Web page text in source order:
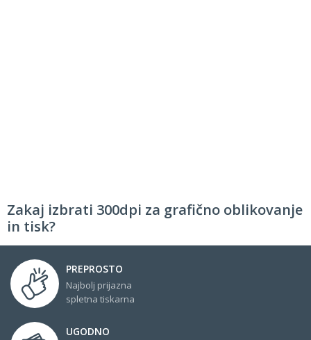
Zakaj izbrati 300dpi za grafično oblikovanje
in tisk?
PREPROSTO
Najbolj prijazna
spletna tiskarna
UGODNO